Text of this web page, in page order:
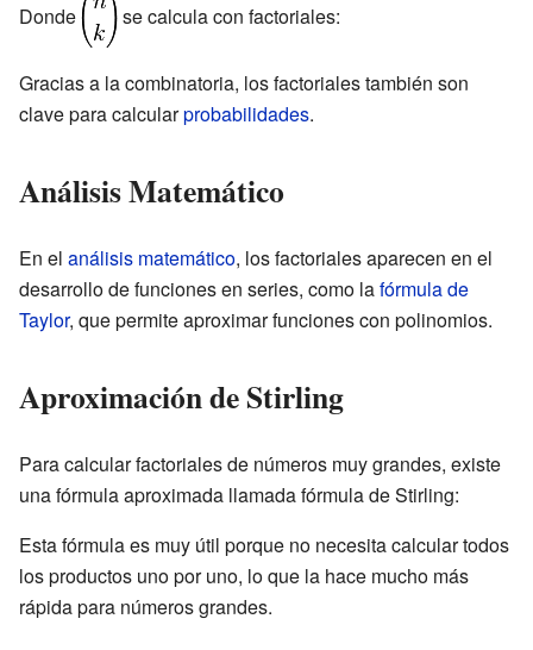
Donde se calcula con factoriales:
Gracias a la combinatoria, los factoriales también son
clave para calcularprobabilidades.
Análisis Matemático
En el análisis matemático, los factoriales aparecen en el
desarrollo de funciones en series, como lafórmula de
Taylor, que permite aproximar funciones con polinomios.
Aproximación de Stirling
Para calcular factoriales de números muy grandes, existe
una fórmula aproximada llamada fórmula de Stirling:
Esta fórmula es muy útil porque no necesita calcular todos
los productos uno por uno, lo que la hace mucho más
rápida para números grandes.